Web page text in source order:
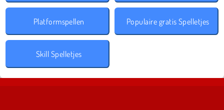
Platformspellen Populaire gratis Spelletjes
Skill Spelletjes